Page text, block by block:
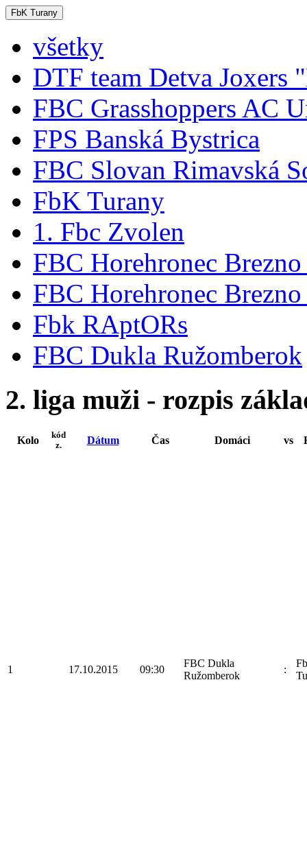
FbK Turany
všetky
DTF team Detva Joxers
FBC Grasshoppers AC
FPS Banská Bystrica
FBC Slovan Rimavská
FbK Turany
1. Fbc Zvolen
FBC Horehronec
FBC Horehronec
Fbk RAptORs
FBC Dukla Ružomberok
2. liga muži - rozpis
Kolo
kód
z.
Dátum Čas Domáci vs
1 17.10.2015 09:30
FBC Dukla
Ružomberok
: